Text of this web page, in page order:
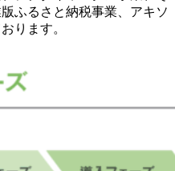
ふるさと納税事業、アキソ
ります。